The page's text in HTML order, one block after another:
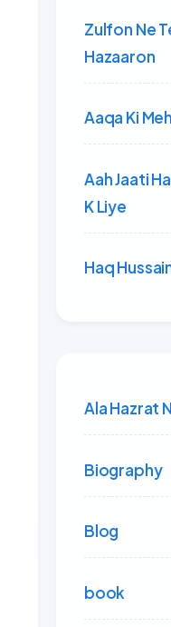
Zulfon Ne
Hazaaron
Aaqa Ki
Aah Jaati
K Liye
Haq
Ala Hazrat
Biography
Blog
book